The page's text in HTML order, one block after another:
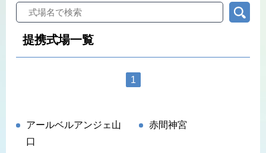
提携式場一覧
1
アールベルアンジェ山
口
赤間神宮